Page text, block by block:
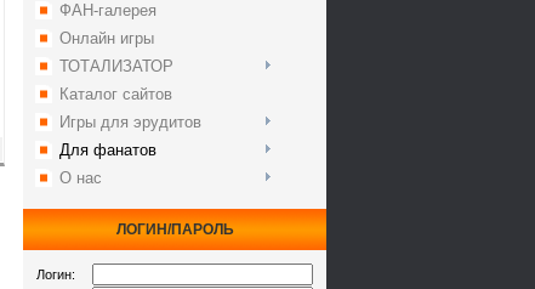
ФАН-галерея
Онлайн игры
ТОТАЛИЗАТОР
Каталог сайтов
Игры для эрудитов
Для фанатов
О нас
ЛОГИН/ПАРОЛЬ
Логин: